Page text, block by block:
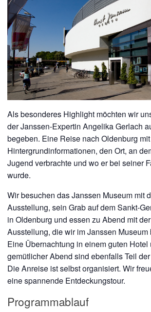
Als besonderes Highlight möchten wir
der Janssen-Expertin Angelika Gerlach
begeben. Eine Reise nach Oldenburg
Hintergrundinformationen, den Ort, an
Jugend verbrachte und wo er bei seiner
wurde.
Wir besuchen das Janssen Museum mit
Ausstellung, sein Grab auf dem Sankt-
in Oldenburg und essen zu Abend mit
Ausstellung, die wir im Janssen Museum
Eine Übernachtung in einem guten Hotel
gemütlicher Abend sind ebenfalls Teil
Die Anreise ist selbst organisiert. Wir
eine spannende Entdeckungstour.
Programmablauf